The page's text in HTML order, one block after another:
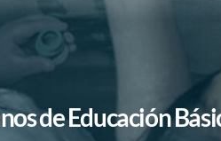
de Educación